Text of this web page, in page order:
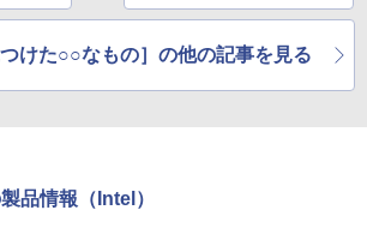
荷、Cランク品が39,80
つけた○○なもの］の他の記事を見る
品情報（Intel）